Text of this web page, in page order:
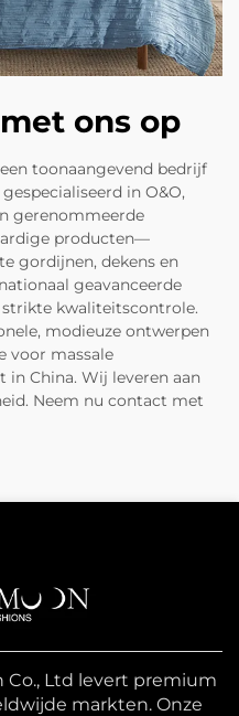
ons op
toonaangevend bedrijf
in O&O,
gerenommeerde
producten—
gordijnen, dekens en
geavanceerde
kwaliteitscontrole.
modieuze ontwerpen
voor massale
China. Wij leveren aan
Neem nu contact met
Ltd levert premium
markten. Onze